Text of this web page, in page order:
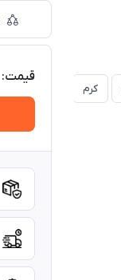
کرم
قیمت: